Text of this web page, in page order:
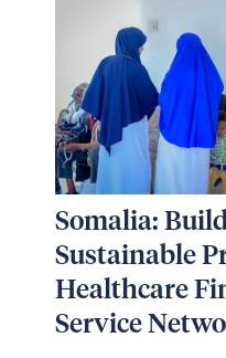
Somalia:
Sustainable
Healthcare
Service